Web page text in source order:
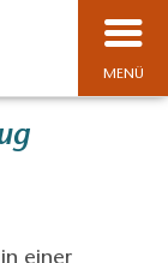
MENÜ